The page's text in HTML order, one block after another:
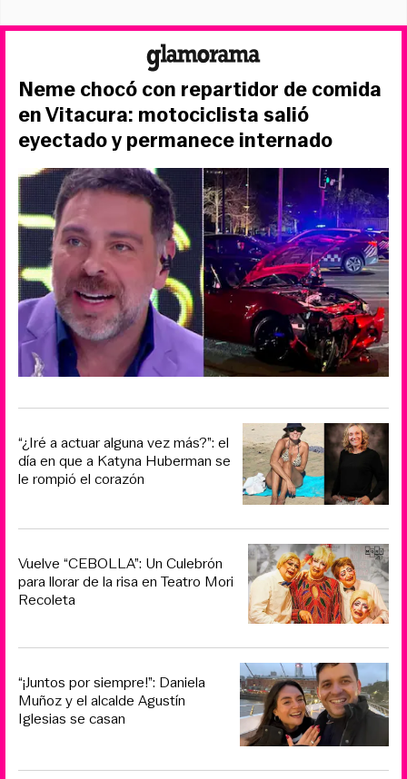
Neme chocó con repartidor de comida
en Vitacura: motociclista salió
eyectado y permanece internado
“¿Iré a actuar alguna vez más?”: el
día en que a Katyna Huberman se
le rompió el corazón
Vuelve “CEBOLLA”: Un Culebrón
para llorar de la risa en Teatro Mori
Recoleta
“¡Juntos por siempre!”: Daniela
Muñoz y el alcalde Agustín
Iglesias se casan